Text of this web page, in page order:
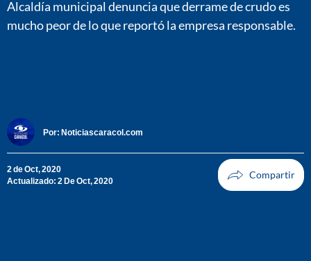
Alcaldía municipal denuncia que derrame de crudo es
mucho peor de lo que reportó la empresa responsable.
Por: Noticiascaracol.com
2 de Oct, 2020
Actualizado: 2 De Oct, 2020